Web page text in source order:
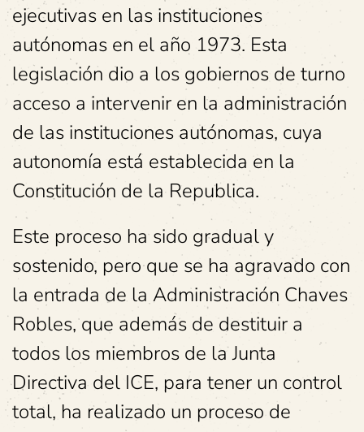
ejecutivas en las instituciones
autónomas en el año 1973. Esta
legislación dio a los gobiernos de turno
acceso a intervenir en la administración
de las instituciones autónomas, cuya
autonomía está establecida en la
Constitución de la Republica.
Este proceso ha sido gradual y
sostenido, pero que se ha agravado con
la entrada de la Administración Chaves
Robles, que además de destituir a
todos los miembros de la Junta
Directiva del ICE, para tener un control
total, ha realizado un proceso de